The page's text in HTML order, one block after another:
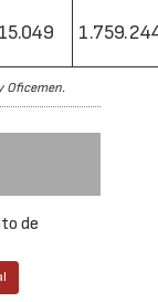
Oficemen.
de